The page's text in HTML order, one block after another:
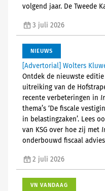
volgend jaar. De Tweede
3 juli 2026
NIEUWS
[Advertorial] Wolters
Ontdek de nieuwste
uitreiking van de
recente verbeteringen in
thema’s ‘De fiscale
in belastingzaken’. Lees
van KSG over hoe zij met
onderbouwd fiscaal
2 juli 2026
VN VANDAAG